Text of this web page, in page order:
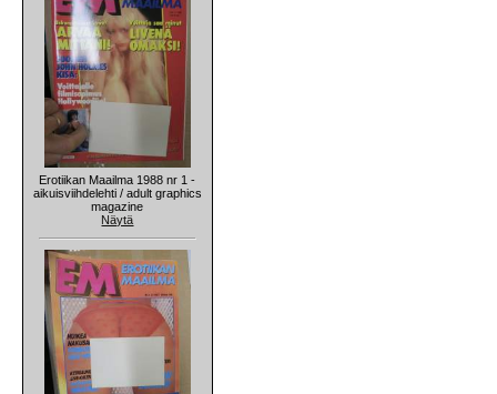
Erotiikan Maailma 1988 nr 1 -
aikuisviihdelehti / adult graphics
magazine
Näytä